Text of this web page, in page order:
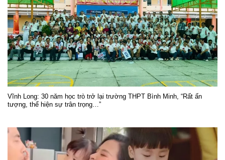
Vĩnh Long: 30 năm học trò trở lại trường THPT Bình Minh, “Rất ấn
tượng, thể hiện sự trân trọng…”